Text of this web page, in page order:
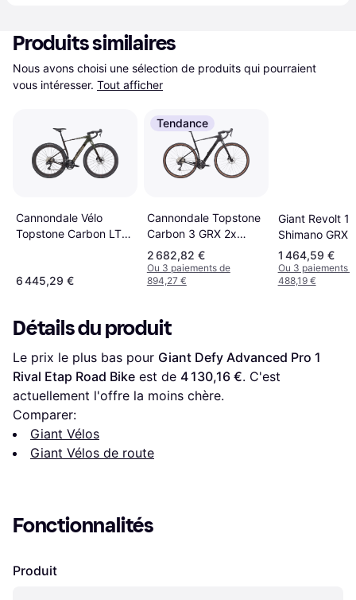
Produits similaires
Nous avons choisi une sélection de produits qui pourraient
vous intéresser. Tout afficher
Cannondale Vélo
Topstone Carbon LTD
6 445,29 €
Tendance
Cannondale Topstone
Carbon 3 GRX 2x
2025 51cm - Smoke
Black
2 682,82 €
Ou 3 paiements de
894,27 €
Giant Revolt 1
Shimano GRX
Wheelset
1 464,59 €
Ou 3 paiements
488,19 €
Détails du produit
Le prix le plus bas pour Giant Defy Advanced Pro 1
Rival Etap Road Bike est de 4 130,16 €. C'est
actuellement l'offre la moins chère.
Comparer:
Giant Vélos
Giant Vélos de route
Fonctionnalités
Produit